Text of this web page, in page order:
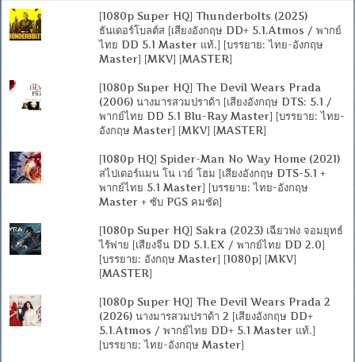
[1080p Super HQ] Thunderbolts (2025)
ธันเดอร์โบลต์ส [เสียงอังกฤษ DD+ 5.1.Atmos / พากย์
ไทย DD 5.1 Master แท้.] [บรรยาย: ไทย-อังกฤษ
Master] [MKV] [MASTER]
[1080p Super HQ] The Devil Wears Prada
(2006) นางมารสวมปราด้า [เสียงอังกฤษ DTS: 5.1 /
พากย์ไทย DD 5.1 Blu-Ray Master] [บรรยาย: ไทย-
อังกฤษ Master] [MKV] [MASTER]
[1080p HQ] Spider-Man No Way Home (2021)
สไปเดอร์แมน โน เวย์ โฮม [เสียงอังกฤษ DTS-5.1 +
พากย์ไทย 5.1 Master] [บรรยาย: ไทย-อังกฤษ
Master + ซับ PGS คมชัด]
[1080p Super HQ] Sakra (2023) เฉียวฟง จอมยุทธ์
ไร้พ่าย [เสียงจีน DD 5.1.EX / พากย์ไทย DD 2.0]
[บรรยาย: อังกฤษ Master] [1080p] [MKV]
[MASTER]
[1080p Super HQ] The Devil Wears Prada 2
(2026) นางมารสวมปราด้า 2 [เสียงอังกฤษ DD+
5.1.Atmos / พากย์ไทย DD+ 5.1 Master แท้.]
[บรรยาย: ไทย-อังกฤษ Master]